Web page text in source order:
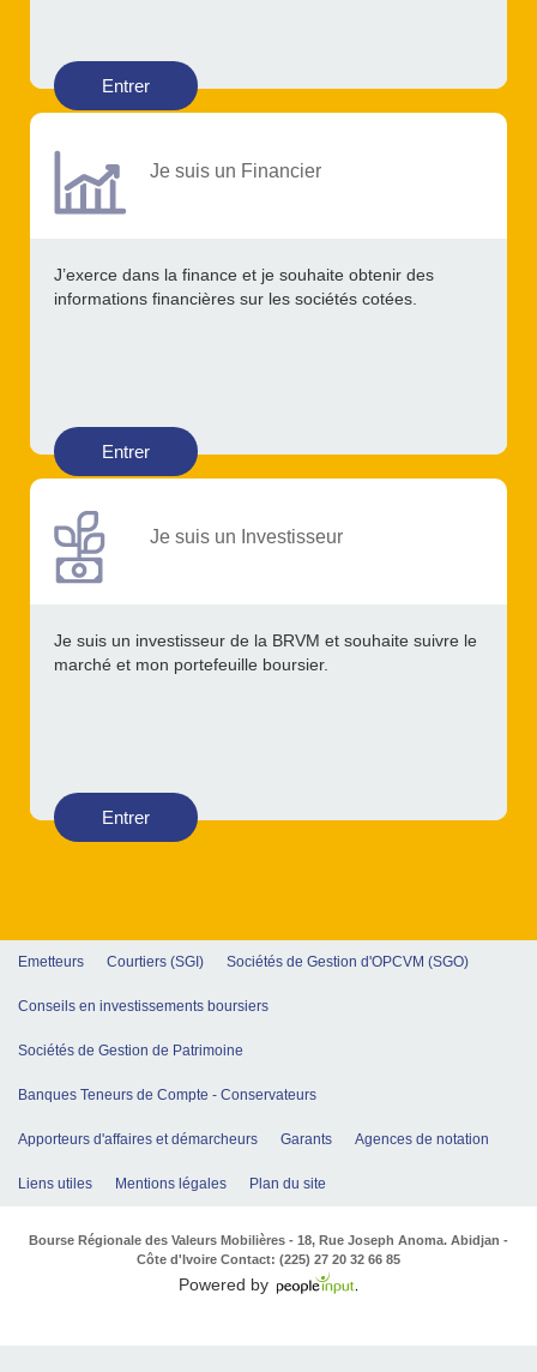
Entrer
Je suis un Financier
J’exerce dans la finance et je souhaite obtenir des
informations financières sur les sociétés cotées.
Entrer
Je suis un Investisseur
Je suis un investisseur de la BRVM et souhaite suivre le
marché et mon portefeuille boursier.
Entrer
Emetteurs Courtiers (SGI) Sociétés de Gestion d'OPCVM (SGO)
Conseils en investissements boursiers
Sociétés de Gestion de Patrimoine
Banques Teneurs de Compte - Conservateurs
Apporteurs d'affaires et démarcheurs Garants Agences de notation
Liens utiles Mentions légales Plan du site
Bourse Régionale des Valeurs Mobilières - 18, Rue Joseph Anoma. Abidjan -
Côte d'Ivoire Contact: (225) 27 20 32 66 85
Powered by